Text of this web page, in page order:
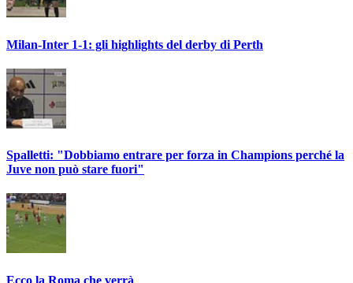
Milan-Inter 1-1: gli highlights del derby di Perth
Spalletti: "Dobbiamo entrare per forza in Champions perché la
Juve non può stare fuori"
Ecco la Roma che verrà